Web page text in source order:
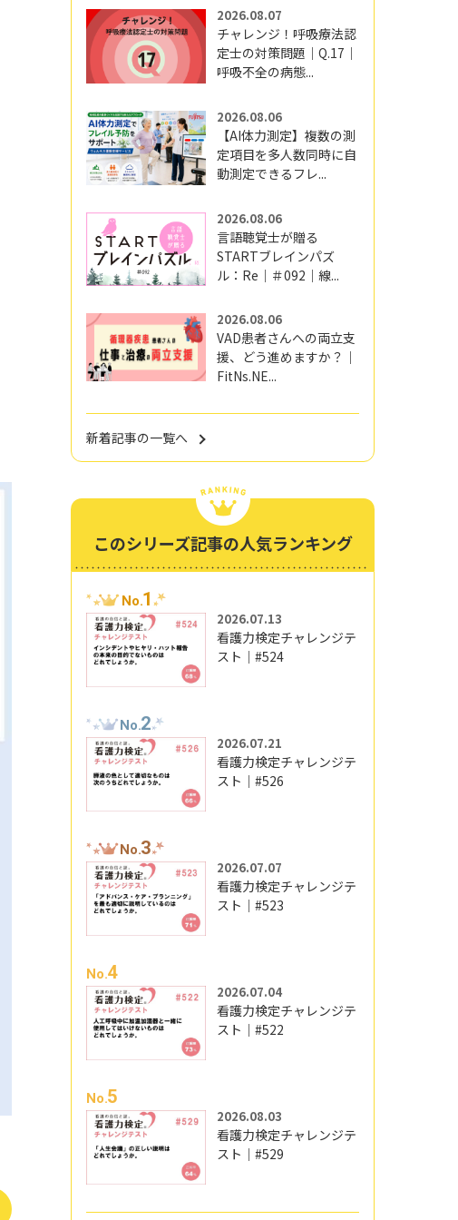
2026.08.07
チャレンジ！呼吸療法認
定士の対策問題｜Q.17｜
呼吸不全の病態...
2026.08.06
【AI体力測定】複数の測
定項目を多人数同時に自
動測定できるフレ...
2026.08.06
言語聴覚士が贈る
STARTブレインパズ
ル：Re｜＃092｜線...
2026.08.06
VAD患者さんへの両立支
援、どう進めますか？｜
FitNs.NE...
新着記事の一覧へ
このシリーズ記事の人気ランキング
No.1
2026.07.13
看護力検定チャレンジテ
スト｜#524
No.2
2026.07.21
看護力検定チャレンジテ
スト｜#526
No.3
2026.07.07
看護力検定チャレンジテ
スト｜#523
No.4
2026.07.04
看護力検定チャレンジテ
スト｜#522
No.5
2026.08.03
看護力検定チャレンジテ
スト｜#529